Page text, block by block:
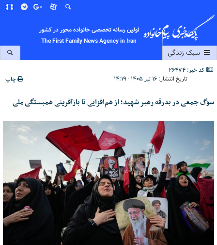
اولین رسانه تخصصی خانواده محور در کشور
The First Family News Agency in Iran
سبک زندگی
کد خبر: 26474
تاریخ انتشار:۱۶ تیر ۱۴۰۵ - ۱۴:۱۹ چاپ
سوگ جمعی در بدرقه رهبر شهید؛ از هم‌افزایی تا بازآفرینی همبستگی ملی